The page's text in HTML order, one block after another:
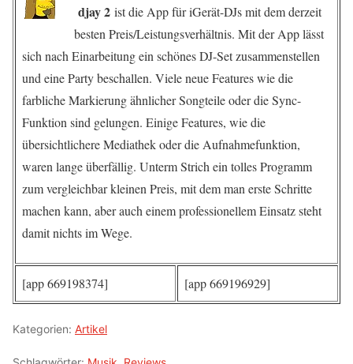
djay 2 ist die App für iGerät-DJs mit dem derzeit
besten Preis/Leistungsverhältnis. Mit der App lässt
sich nach Einarbeitung ein schönes DJ-Set zusammenstellen
und eine Party beschallen. Viele neue Features wie die
farbliche Markierung ähnlicher Songteile oder die Sync-
Funktion sind gelungen. Einige Features, wie die
übersichtlichere Mediathek oder die Aufnahmefunktion,
waren lange überfällig. Unterm Strich ein tolles Programm
zum vergleichbar kleinen Preis, mit dem man erste Schritte
machen kann, aber auch einem professionellem Einsatz steht
damit nichts im Wege.
[app 669198374] [app 669196929]
Kategorien: Artikel